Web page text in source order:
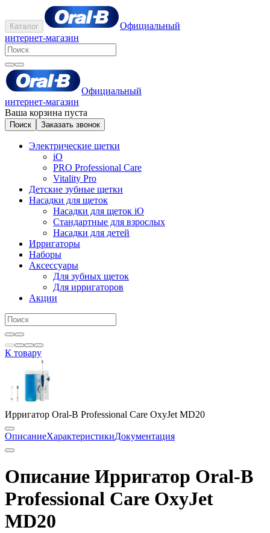
Каталог
Официальный
интернет-магазин
Официальный
интернет-магазин
Ваша корзина пуста
Поиск Заказать звонок
Электрические щетки
iO
PRO Professional Care
Vitality Pro
Детские зубные щетки
Насадки для щеток
Насадки для щеток iO
Стандартные для взрослых
Насадки для детей
Ирригаторы
Наборы
Аксессуары
Для зубных щеток
Для ирригаторов
Акции
К товару
Ирригатор Oral-B Professional Care OxyJet MD20
ОписаниеХарактеристикиДокументация
Описание Ирригатор Oral-B
Professional Care OxyJet
MD20